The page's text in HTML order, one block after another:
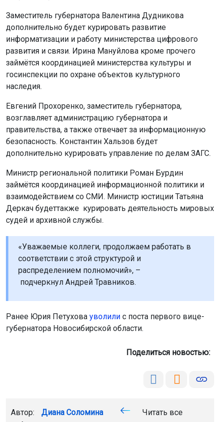
Заместитель губернатора Валентина Дудникова
дополнительно будет курировать развитие
информатизации и работу министерства цифрового
развития и связи. Ирина Мануйлова кроме прочего
займётся координацией министерства культуры и
госинспекции по охране объектов культурного
наследия.
Евгений Прохоренко, заместитель губернатора,
возглавляет администрацию губернатора и
правительства, а также отвечает за информационную
безопасность. Константин Хальзов будет
дополнительно курировать управление по делам ЗАГС.
Министр региональной политики Роман Бурдин
займётся координацией информационной политики и
взаимодействием со СМИ. Министр юстиции Татьяна
Деркач будеттакже курировать деятельность мировых
судей и архивной службы.
«Уважаемые коллеги, продолжаем работать в
соответствии с этой структурой и
распределением полномочий», –
подчеркнул Андрей Травников.
Ранее Юрия Петухова уволили с поста первого вице-
губернатора Новосибирской области.
Поделиться новостью:
Автор: Диана Соломина
Читать все